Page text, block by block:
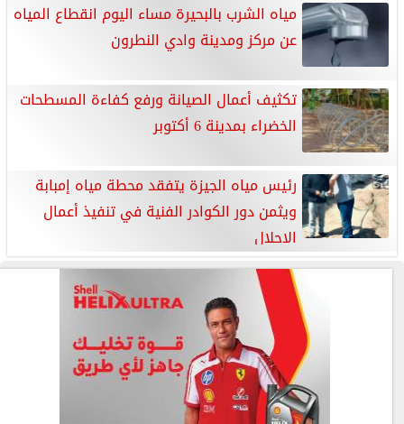
مياه الشرب بالبحيرة مساء اليوم انقطاع المياه
عن مركز ومدينة وادي النطرون
تكثيف أعمال الصيانة ورفع كفاءة المسطحات
الخضراء بمدينة 6 أكتوبر
رئيس مياه الجيزة يتفقد محطة مياه إمبابة
ويثمن دور الكوادر الفنية في تنفيذ أعمال
الإحلال